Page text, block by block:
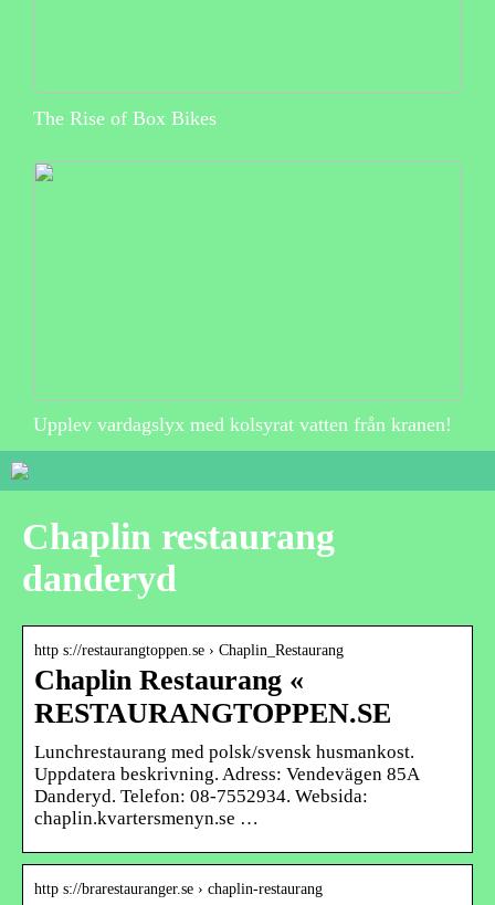
The Rise of Box Bikes
Upplev vardagslyx med kolsyrat vatten från kranen!
Chaplin restaurang
danderyd
http s://restaurangtoppen.se › Chaplin_Restaurang
Chaplin Restaurang «
RESTAURANGTOPPEN.SE
Lunchrestaurang med polsk/svensk husmankost.
Uppdatera beskrivning. Adress: Vendevägen 85A
Danderyd. Telefon: 08-7552934. Websida:
chaplin.kvartersmenyn.se …
http s://brarestauranger.se › chaplin-restaurang